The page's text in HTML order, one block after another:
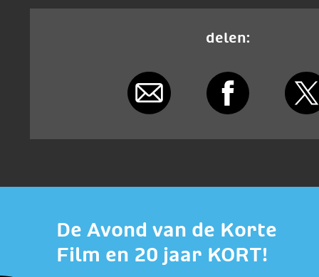
delen:
De Avond van de Korte
Film en 20 jaar KORT!